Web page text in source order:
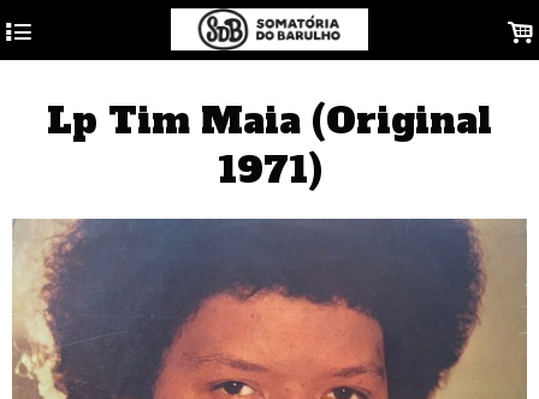
4 .
Lp Tim Maia (Original
1971)